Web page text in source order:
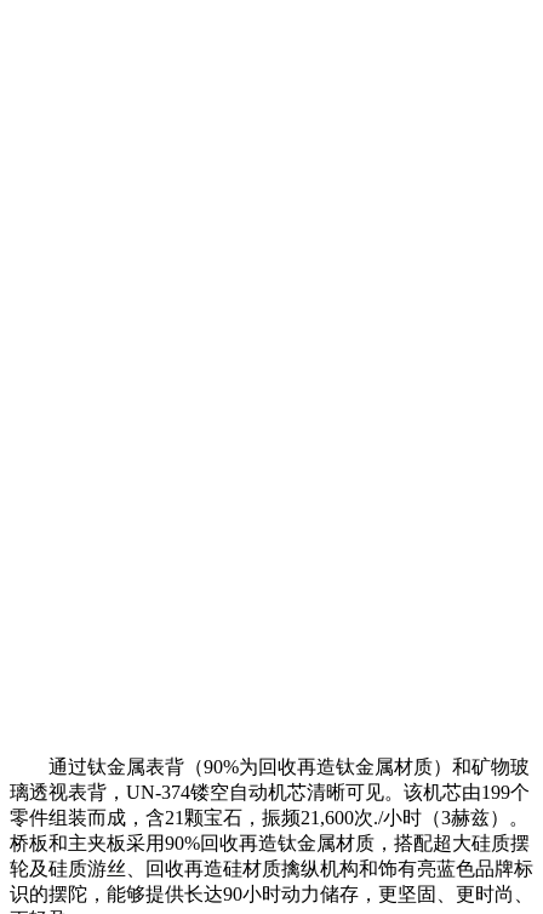
通过钛金属表背（90%为回收再造钛金属材质）和矿物玻
璃透视表背，UN-374镂空自动机芯清晰可见。该机芯由199个
零件组装而成，含21颗宝石，振频21,600次./小时（3赫兹）。
桥板和主夹板采用90%回收再造钛金属材质，搭配超大硅质摆
轮及硅质游丝、回收再造硅材质擒纵机构和饰有亮蓝色品牌标
识的摆陀，能够提供长达90小时动力储存，更坚固、更时尚、